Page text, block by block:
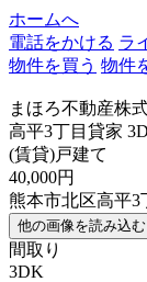
ホームへ
電話をかける ラ
物件を買う 物件
まほろ不動産株
高平3丁目貸家
(賃貸)戸建て
40,000円
熊本市北区高平3
他の画像を読み込む
間取り
3DK